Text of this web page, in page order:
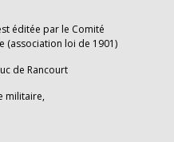
éditée par le Comité
(association loi de 1901)
de Rancourt
militaire,